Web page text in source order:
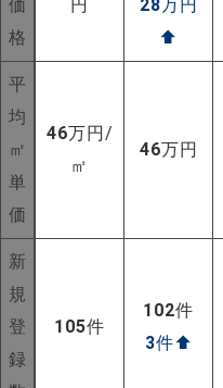
価
格
円
28万円
⬆
平
均
㎡
単
価
46万円/
㎡
46万円
新
規
登
録
105件
102件
3件⬆